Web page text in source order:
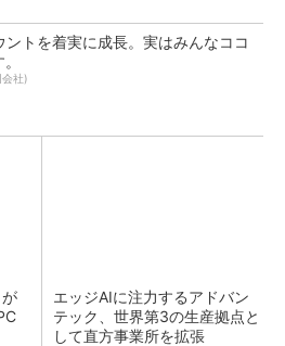
ントを着実に成長。実はみんなココ
社)
エッジAIに注力するアドバン
テック、世界第3の生産拠点と
して直方事業所を拡張